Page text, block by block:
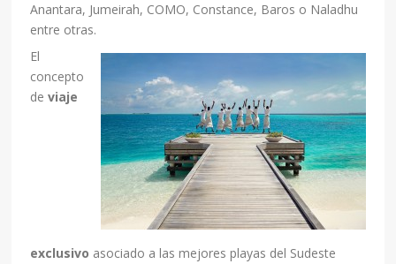
Anantara, Jumeirah, COMO, Constance, Baros o Naladhu
entre otras.
El
concepto
deviaje
exclusivo asociado a las mejores playas del Sudeste